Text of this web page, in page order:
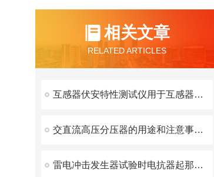
相关文章
RELATED ARTICLES
互感器伏安特性测试仪用于互感器铁芯质量检查与短路监测
交直流高压分压器的用途和注意事项说明
雷电冲击发生器试验时电抗器起那些作用？